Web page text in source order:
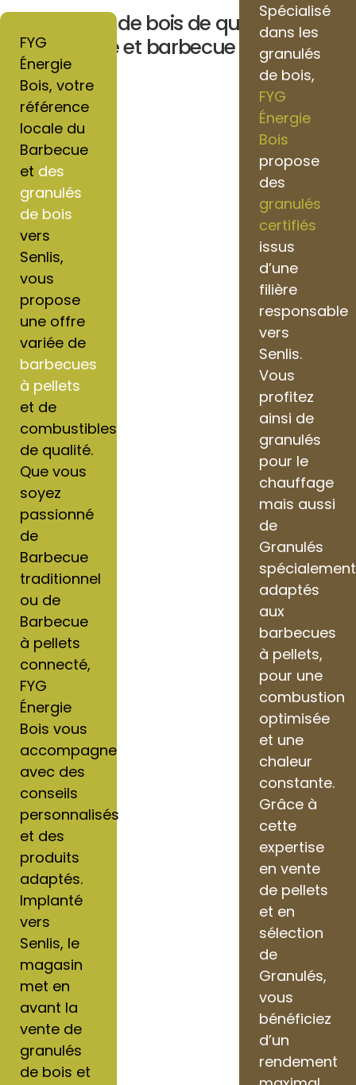
Granulés de bois de qualité pour
chauffage et barbecue vers Senlis
FYG
Énergie
Bois, votre
référence
locale du
Barbecue
et des
granulés
de bois
vers
Senlis,
vous
propose
une offre
variée de
barbecues
à pellets
et de
combustibles
de qualité.
Que vous
soyez
passionné
de
Barbecue
traditionnel
ou de
Barbecue
à pellets
connecté,
FYG
Énergie
Bois vous
accompagne
avec des
conseils
personnalisés
et des
produits
adaptés.
Implanté
vers
Senlis, le
magasin
met en
avant la
vente de
granulés
de bois et
Spécialisé
dans les
granulés
de bois,
FYG
Énergie
Bois
propose
des
granulés
certifiés
issus
d’une
filière
responsable
vers
Senlis.
Vous
profitez
ainsi de
granulés
pour le
chauffage
mais aussi
de
Granulés
spécialement
adaptés
aux
barbecues
à pellets,
pour une
combustion
optimisée
et une
chaleur
constante.
Grâce à
cette
expertise
en vente
de pellets
et en
sélection
de
Granulés,
vous
bénéficiez
d’un
rendement